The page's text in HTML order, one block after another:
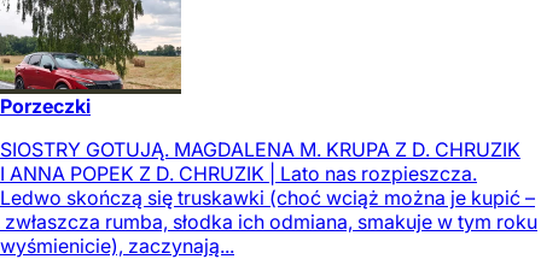
Porzeczki
SIOSTRY GOTUJĄ. MAGDALENA M. KRUPA Z D. CHRUZIK
I ANNA POPEK Z D. CHRUZIK | Lato nas rozpieszcza.
Ledwo skończą się truskawki (choć wciąż można je kupić –
zwłaszcza rumba, słodka ich odmiana, smakuje w tym roku
wyśmienicie), zaczynają...